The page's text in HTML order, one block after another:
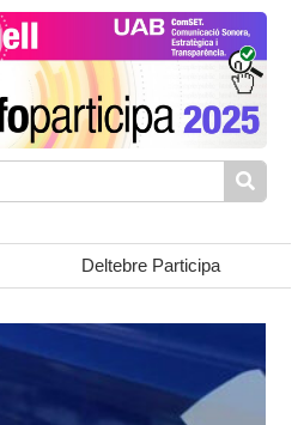
Deltebre Participa